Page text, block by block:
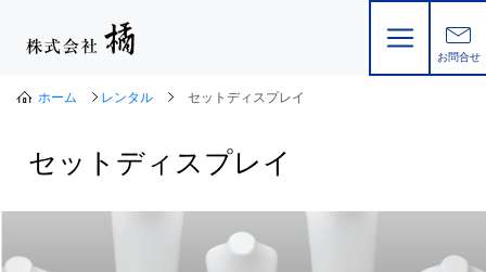
お問合せ
ホーム レンタル セットディスプレイ
セットディスプレイ